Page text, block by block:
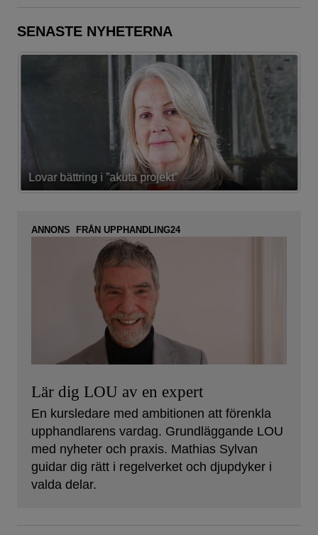
SENASTE NYHETERNA
Lovar bättring i ”akuta projekt”
ANNONS FRÅN UPPHANDLING24
Lär dig LOU av en expert
En kursledare med ambitionen att förenkla
upphandlarens vardag. Grundläggande LOU
med nyheter och praxis. Mathias Sylvan
guidar dig rätt i regelverket och djupdyker i
valda delar.